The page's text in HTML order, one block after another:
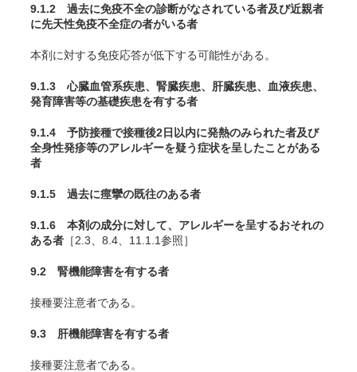
9.1.2 過去に免疫不全の診断がなされている者及び近親者
に先天性免疫不全症の者がいる者
本剤に対する免疫応答が低下する可能性がある。
9.1.3 心臓血管系疾患、腎臓疾患、肝臓疾患、血液疾患、
発育障害等の基礎疾患を有する者
9.1.4 予防接種で接種後2日以内に発熱のみられた者及び
全身性発疹等のアレルギーを疑う症状を呈したことがある
者
9.1.5 過去に痙攣の既往のある者
9.1.6 本剤の成分に対して、アレルギーを呈するおそれの
ある者 ［2.3、8.4、11.1.1参照］
9.2 腎機能障害を有する者
接種要注意者である。
9.3 肝機能障害を有する者
接種要注意者である。